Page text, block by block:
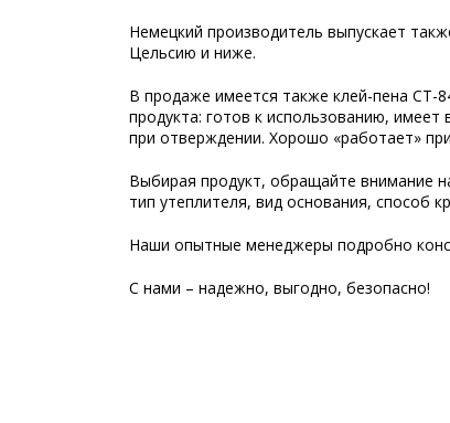
Немецкий производитель выпускает
Цельсию и ниже.
В продаже имеется также клей-пена СТ-
продукта: готов к использованию,
при отверждении. Хорошо «работает»
Выбирая продукт, обращайте внимание
тип утеплителя, вид основания, способ
Наши опытные менеджеры подробно
С нами – надежно, выгодно, безопасно!